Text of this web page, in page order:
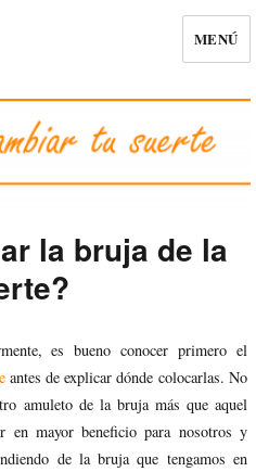
MENÚ
la bruja de la
es bueno conocer primero el
antes de explicar dónde colocarlas. No
amuleto de la bruja más que aquel
en mayor beneficio para nosotros y
de la bruja que tengamos en